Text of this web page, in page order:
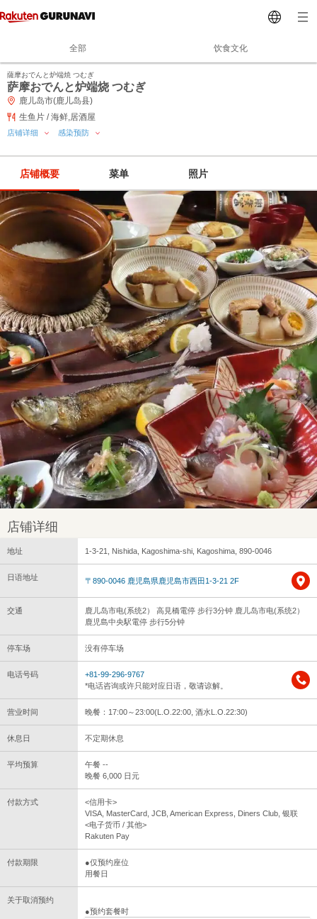
全部 饮食文化
薩摩おでんと炉端焼 つむぎ
萨摩おでんと炉端烧 つむぎ
鹿儿岛市(鹿儿岛县)
生鱼片 / 海鲜,居酒屋
店铺详细 感染预防
店铺概要 菜单 照片
店铺详细
地址 1-3-21, Nishida, Kagoshima-shi, Kagoshima, 890-0046
日语地址 〒890-0046 鹿児島県鹿児島市西田1-3-21 2F
交通
鹿儿岛市电(系统2） 高見橋電停 步行3分钟 鹿儿岛市电(系统2）
鹿児島中央駅電停 步行5分钟
停车场 没有停车场
电话号码
+81-99-296-9767
*电话咨询或许只能对应日语，敬请谅解。
营业时间 晚餐：17:00～23:00(L.O.22:00, 酒水L.O.22:30)
休息日 不定期休息
平均预算
午餐 --
晚餐 6,000 日元
付款方式
<信用卡>
VISA, MasterCard, JCB, American Express, Diners Club, 银联
<电子货币 / 其他>
Rakuten Pay
付款期限
●仅预约座位
用餐日
关于取消预约
●预约套餐时